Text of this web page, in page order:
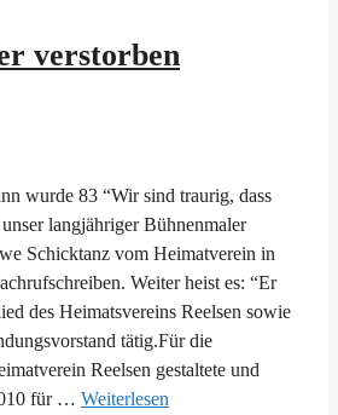
verstorben
wurde 83 “Wir sind traurig, dass
langjähriger Bühnenmaler
Schicktanz vom Heimatverein in
Weiter heist es: “Er
des Heimatsvereins Reelsen sowie
tätig.Für die
Reelsen gestaltete und
für … Weiterlesen